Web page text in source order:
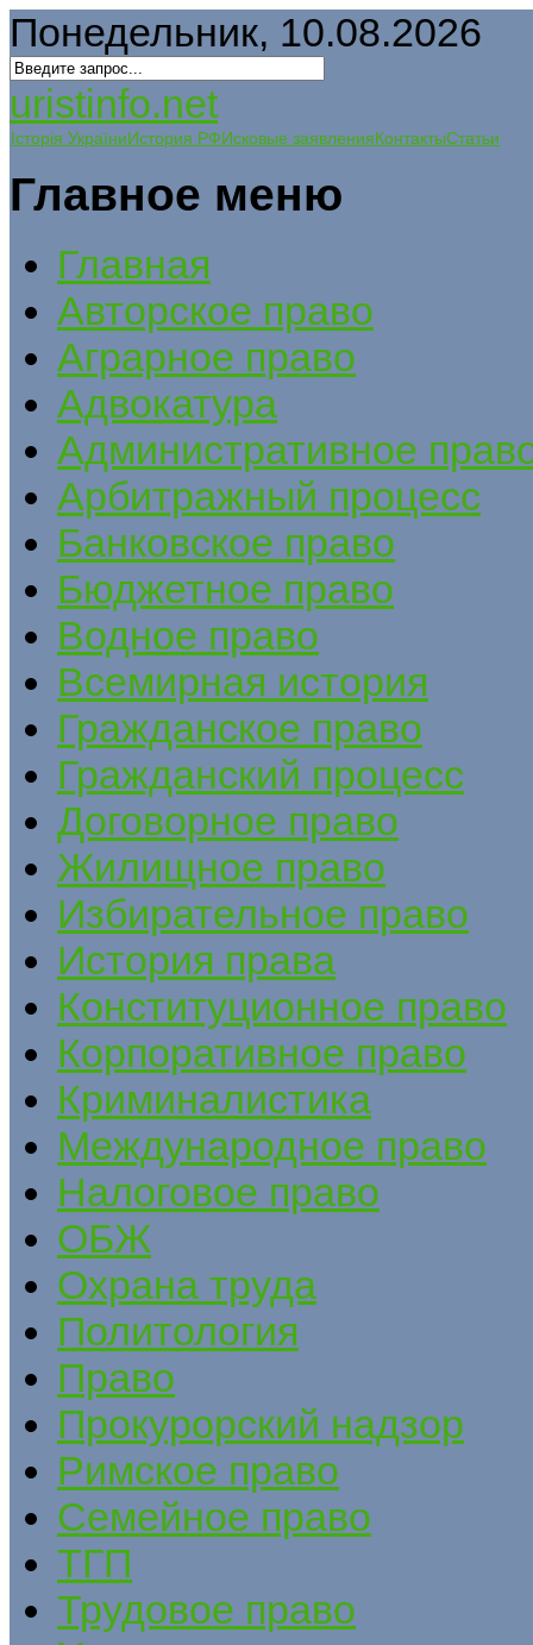
Понедельник, 10.08.2026
uristinfo.net
Історія УкраїниИстория РФИсковые заявленияКонтактыСтатьи
Главное меню
Главная
Авторское право
Аграрное право
Адвокатура
Административное
Арбитражный процесс
Банковское право
Бюджетное право
Водное право
Всемирная история
Гражданское право
Гражданский процесс
Договорное право
Жилищное право
Избирательное право
История права
Конституционное право
Корпоративное право
Криминалистика
Международное право
Налоговое право
ОБЖ
Охрана труда
Политология
Право
Прокурорский надзор
Римское право
Семейное право
ТГП
Трудовое право